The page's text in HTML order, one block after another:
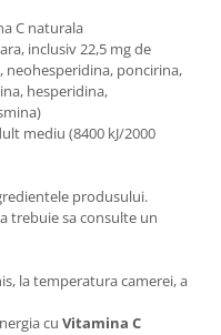
C naturala
inclusiv 22,5 mg de
poncirina,
hesperidina,
mediu (8400 kJ/2000
produsului.
trebuie sa consulte un
la temperatura camerei, a
cu Vitamina C